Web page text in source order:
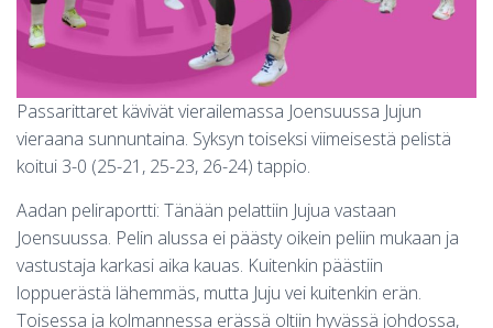
Passarittaret kävivät vierailemassa Joensuussa Jujun
vieraana sunnuntaina. Syksyn toiseksi viimeisestä pelistä
koitui 3-0 (25-21, 25-23, 26-24) tappio.
Aadan peliraportti: Tänään pelattiin Jujua vastaan
Joensuussa. Pelin alussa ei päästy oikein peliin mukaan ja
vastustaja karkasi aika kauas. Kuitenkin päästiin
loppuerästä lähemmäs, mutta Juju vei kuitenkin erän.
Toisessa ja kolmannessa erässä oltiin hyvässä johdossa,